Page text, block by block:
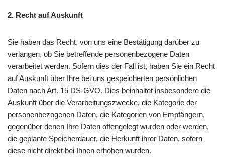
2. Recht auf Auskunft
Sie haben das Recht, von uns eine Bestätigung darüber zu
verlangen, ob Sie betreffende personenbezogene Daten
verarbeitet werden. Sofern dies der Fall ist, haben Sie ein Recht
auf Auskunft über Ihre bei uns gespeicherten persönlichen
Daten nach Art. 15 DS-GVO. Dies beinhaltet insbesondere die
Auskunft über die Verarbeitungszwecke, die Kategorie der
personenbezogenen Daten, die Kategorien von Empfängern,
gegenüber denen Ihre Daten offengelegt wurden oder werden,
die geplante Speicherdauer, die Herkunft ihrer Daten, sofern
diese nicht direkt bei Ihnen erhoben wurden.